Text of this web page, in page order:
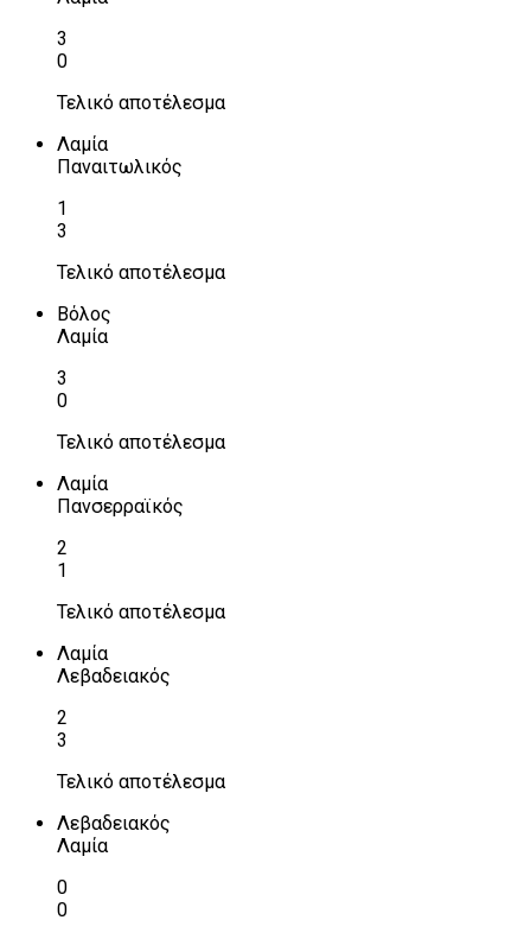
3
0
Τελικό αποτέλεσμα
Λαμία
Παναιτωλικός
1
3
Τελικό αποτέλεσμα
Βόλος
Λαμία
3
0
Τελικό αποτέλεσμα
Λαμία
Πανσερραϊκός
2
1
Τελικό αποτέλεσμα
Λαμία
Λεβαδειακός
2
3
Τελικό αποτέλεσμα
Λεβαδειακός
Λαμία
0
0